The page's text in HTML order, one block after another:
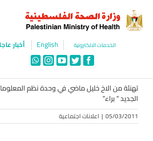
content
الخدمات الالكترونية English أخبار
Facebook
Twitter
YouTube
Instagram
WhatsApp
تهنئة من الاخ خليل ماضي في وحدة نظم
الجديد ” براء”
05/03/2011
| اعلانات اجتماعية